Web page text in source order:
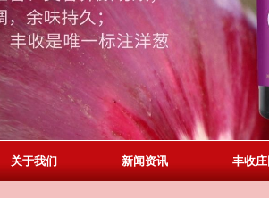
关于我们 新闻资讯 丰收